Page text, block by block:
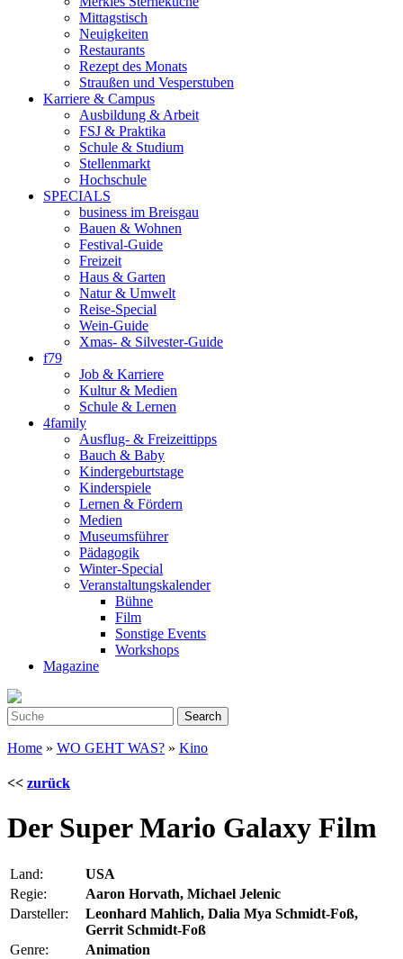
Mittagstisch
Neuigkeiten
Restaurants
Rezept des Monats
Straußen und Vesperstuben
Karriere & Campus
Ausbildung & Arbeit
FSJ & Praktika
Schule & Studium
Stellenmarkt
Hochschule
SPECIALS
business im Breisgau
Bauen & Wohnen
Festival-Guide
Freizeit
Haus & Garten
Natur & Umwelt
Reise-Special
Wein-Guide
Xmas- & Silvester-Guide
f79
Job & Karriere
Kultur & Medien
Schule & Lernen
4family
Ausflug- & Freizeittipps
Bauch & Baby
Kindergeburtstage
Kinderspiele
Lernen & Fördern
Medien
Museumsführer
Pädagogik
Winter-Special
Veranstaltungskalender
Bühne
Film
Sonstige Events
Workshops
Magazine
Home » WO GEHT WAS? » Kino
<< zurück
Der Super Mario Galaxy Film
Land:
USA
Regie:
Aaron Horvath, Michael Jelenic
Darsteller:
Leonhard Mahlich, Dalia Mya Schmidt-Foß,
Gerrit Schmidt-Foß
Genre:
Animation